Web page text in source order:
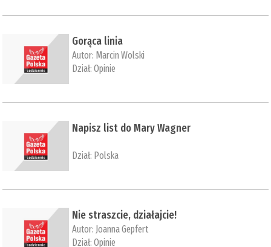
Gorąca linia
Autor: Marcin Wolski
Dział:Opinie
Napisz list do Mary Wagner
Dział: Polska
Nie straszcie, działajcie!
Autor: Joanna Gepfert
Dział:Opinie